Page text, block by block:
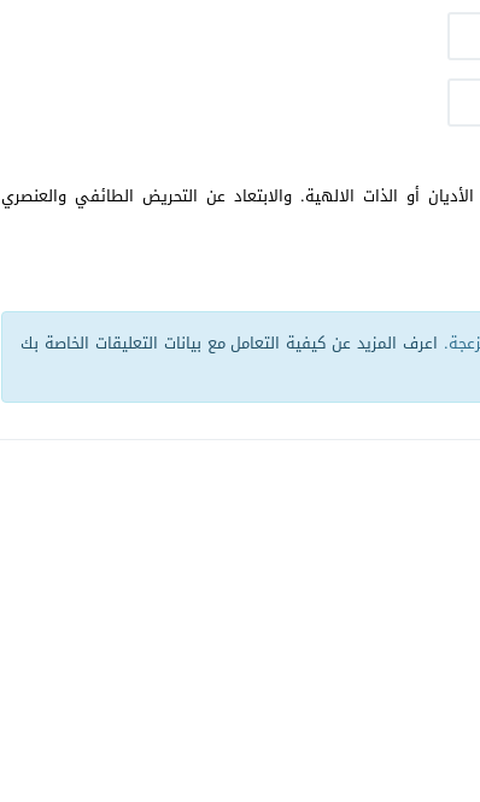
أو الذات الالهية. والابتعاد عن التحريض الطائفي والعنصري
اعرف المزيد عن كيفية التعامل مع بيانات التعليقات الخاصة بك